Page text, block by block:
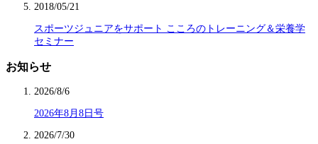
2018/05/21
スポーツジュニアをサポート こころのトレーニング＆栄養学
セミナー
お知らせ
2026/8/6
2026年8月8日号
2026/7/30